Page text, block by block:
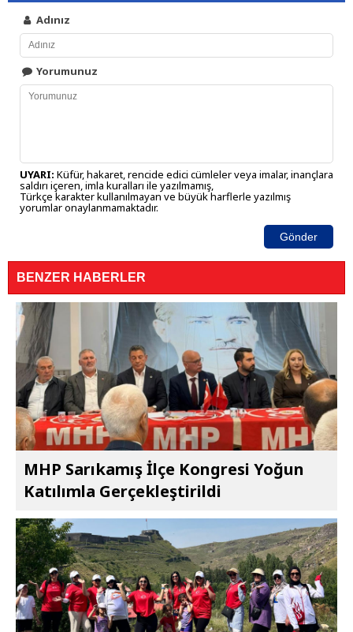
Adınız
Yorumunuz
UYARI: Küfür, hakaret, rencide edici cümleler veya imalar, inançlara
saldırı içeren, imla kuralları ile yazılmamış,
Türkçe karakter kullanılmayan ve büyük harflerle yazılmış
yorumlar onaylanmamaktadır.
Gönder
BENZER HABERLER
MHP Sarıkamış İlçe Kongresi Yoğun
Katılımla Gerçekleştirildi